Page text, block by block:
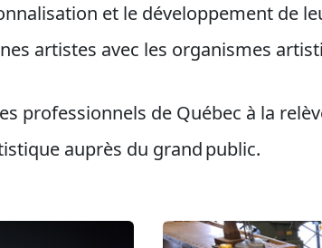
et le développement de
artistes avec les organismes
professionnels de Québec à la
auprès du grand public.